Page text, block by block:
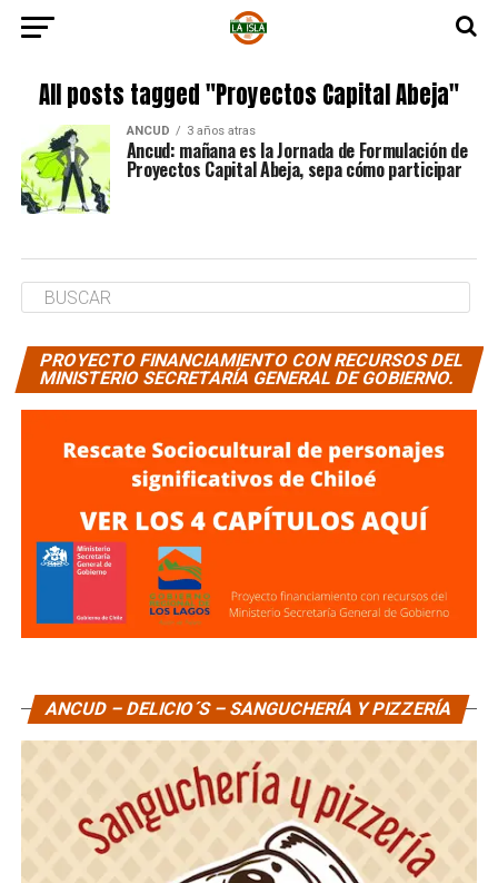
All posts tagged "Proyectos Capital Abeja"
ANCUD 3 años atras
Ancud: mañana es la Jornada de Formulación de
Proyectos Capital Abeja, sepa cómo participar
PROYECTO FINANCIAMIENTO CON RECURSOS DEL
MINISTERIO SECRETARÍA GENERAL DE GOBIERNO.
ANCUD – DELICIO´S – SANGUCHERÍA Y PIZZERÍA